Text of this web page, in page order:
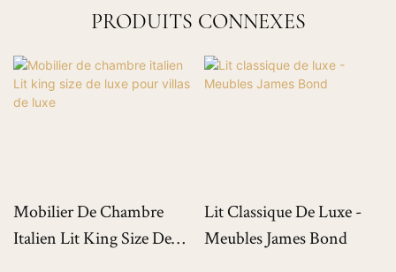
PRODUITS CONNEXES
Mobilier De Chambre
Italien Lit King Size De
Lit Classique De Luxe -
Meubles James Bond